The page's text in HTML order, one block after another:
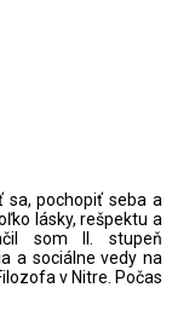
sa, pochopiť seba a
lásky, rešpektu a
som II. stupeň
a sociálne vedy na
v Nitre. Počas